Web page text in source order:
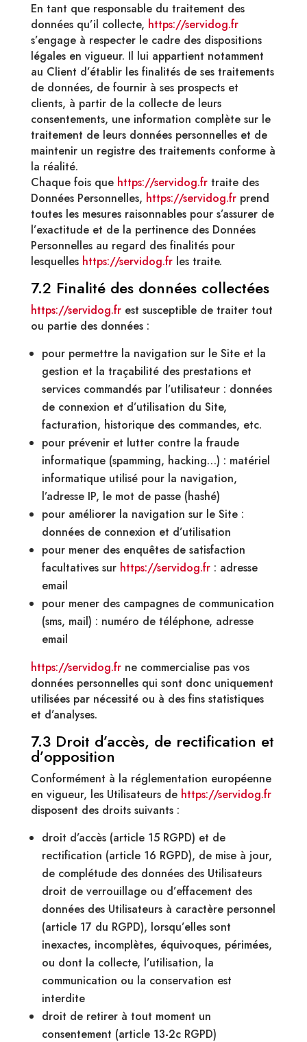
En tant que responsable du traitement des
données qu’il collecte, https://servidog.fr
s’engage à respecter le cadre des dispositions
légales en vigueur. Il lui appartient notamment
au Client d’établir les finalités de ses traitements
de données, de fournir à ses prospects et
clients, à partir de la collecte de leurs
consentements, une information complète sur le
traitement de leurs données personnelles et de
maintenir un registre des traitements conforme à
la réalité.
Chaque fois que https://servidog.frtraite des
Données Personnelles, https://servidog.frprend
toutes les mesures raisonnables pour s’assurer de
l’exactitude et de la pertinence des Données
Personnelles au regard des finalités pour
lesquelles https://servidog.frles traite.
7.2 Finalité des données collectées
https://servidog.frest susceptible de traiter tout
ou partie des données :
pour permettre la navigation sur le Site et la
gestion et la traçabilité des prestations et
services commandés par l’utilisateur : données
de connexion et d’utilisation du Site,
facturation, historique des commandes, etc.
pour prévenir et lutter contre la fraude
informatique (spamming, hacking…) : matériel
informatique utilisé pour la navigation,
l’adresse IP, le mot de passe (hashé)
pour améliorer la navigation sur le Site :
données de connexion et d’utilisation
pour mener des enquêtes de satisfaction
facultatives sur https://servidog.fr: adresse
email
pour mener des campagnes de communication
(sms, mail) : numéro de téléphone, adresse
email
https://servidog.frne commercialise pas vos
données personnelles qui sont donc uniquement
utilisées par nécessité ou à des fins statistiques
et d’analyses.
7.3 Droit d’accès, de rectification et
d’opposition
Conformément à la réglementation européenne
en vigueur, les Utilisateurs de https://servidog.fr
disposent des droits suivants :
droit d’accès (article 15 RGPD) et de
rectification (article 16 RGPD), de mise à jour,
de complétude des données des Utilisateurs
droit de verrouillage ou d’effacement des
données des Utilisateurs à caractère personnel
(article 17 du RGPD), lorsqu’elles sont
inexactes, incomplètes, équivoques, périmées,
ou dont la collecte, l’utilisation, la
communication ou la conservation est
interdite
droit de retirer à tout moment un
consentement (article 13-2c RGPD)